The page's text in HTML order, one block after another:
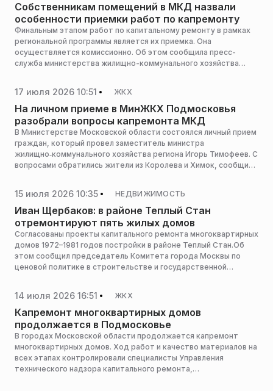
этапе строительства, сообщила пресс-служба министерства
ЖКХ Подмосковья.
Собственникам помещений в МКД назвали
особенности приемки работ по капремонту
Финальным этапом работ по капитальному ремонту в рамках
региональной программы является их приемка. Она
осуществляется комиссионно. Об этом сообщила пресс-
служба министерства жилищно-коммунального хозяйства
17 июля 2026 10:51 ЖКХ
На личном приеме в МинЖКХ Подмосковья
разобрали вопросы капремонта МКД
В Министерстве Московской области состоялся личный прием
граждан, который провел заместитель министра
жилищно‑коммунального хозяйства региона Игорь Тимофеев. С
вопросами обратились жители из Королева и Химок, сообщила
15 июля 2026 10:35 НЕДВИЖИМОСТЬ
Иван Щербаков: в районе Теплый Стан
отремонтируют пять жилых домов
Согласованы проекты капитального ремонта многоквартирных
домов 1972–1981 годов постройки в районе Теплый Стан.Об
этом сообщил председатель Комитета города Москвы по
ценовой политике в строительстве и государственной
столицы, Иван Щербаков.
14 июля 2026 16:51 ЖКХ
Капремонт многоквартирных домов
продолжается в Подмосковье
В городах Московской области продолжается капремонт
многоквартирных домов. Ход работ и качество материалов на
всех этапах контролировали специалисты Управления
технического надзора капитального ремонта,